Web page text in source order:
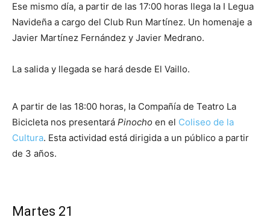
Ese mismo día, a partir de las 17:00 horas llega la I Legua
Navideña a cargo del Club Run Martínez. Un homenaje a
Javier Martínez Fernández y Javier Medrano.
La salida y llegada se hará desde El Vaillo.
A partir de las 18:00 horas, la Compañía de Teatro La
Bicicleta nos presentará Pinocho en el Coliseo de la
Cultura. Esta actividad está dirigida a un público a partir
de 3 años.
Martes 21